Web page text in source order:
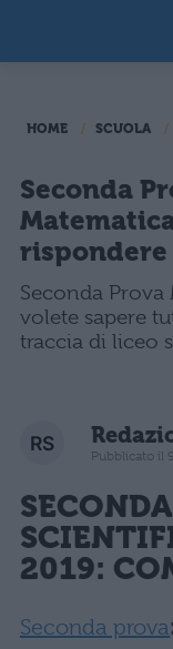
HOME SCUOLA
Seconda
rispondere
Seconda Prova
volete sapere
traccia di liceo
Pubblicato il
2019:
Seconda prova